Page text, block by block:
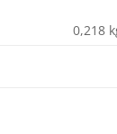
0,218